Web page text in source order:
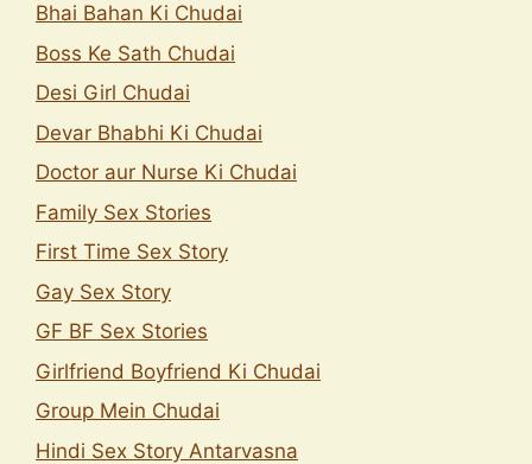
Bhai Bahan Ki Chudai
Boss Ke Sath Chudai
Desi Girl Chudai
Devar Bhabhi Ki Chudai
Doctor aur Nurse Ki Chudai
Family Sex Stories
First Time Sex Story
Gay Sex Story
GF BF Sex Stories
Girlfriend Boyfriend Ki Chudai
Group Mein Chudai
Hindi Sex Story Antarvasna